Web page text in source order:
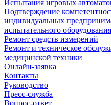
Испытания игровых
Подтверждение
индивидуальных
испытательного оборудования
Ремонт средств измерений
Ремонт и техническое
медицинской техники
Онлайн-заявка
Контакты
Руководство
Пресс-служба
Вопрос-ответ